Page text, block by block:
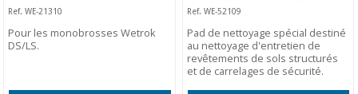
Ref. WE-21310
Pour les monobrosses Wetrok
DS/LS.
Ref. WE-52109
Pad de nettoyage spécial destiné
au nettoyage d'entretien de
revêtements de sols structurés
et de carrelages de sécurité.